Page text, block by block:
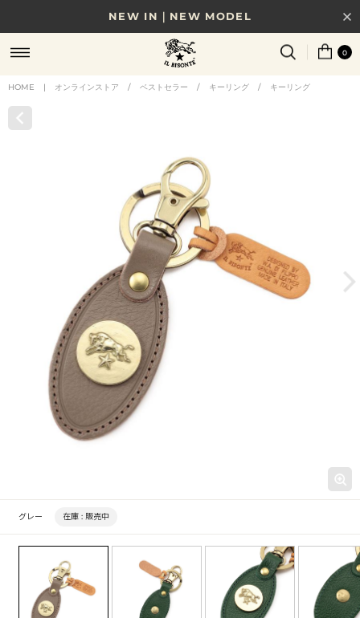
NEW IN｜NEW MODEL
8/17(月)10時まで｜税込11,000円以上で送料無料
贈る相手やシーンから選べる、新しいギフトガイド
0
HOME | オンラインストア / ベストセラー / キーリング / キーリング
グレー 在庫 : 販売中